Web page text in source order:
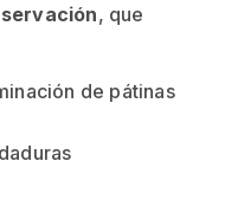
, que
de pátinas